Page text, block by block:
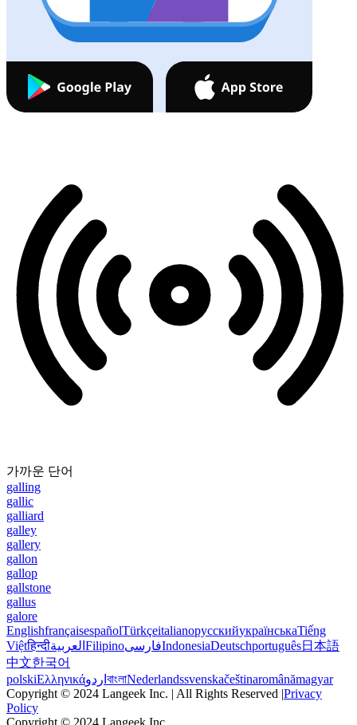
가까운 단어
galling
gallic
galliard
galley
gallery
gallon
gallop
gallstone
gallus
galore
EnglishfrançaisespañolTürkçeitalianoрусскийукраїнськаTiếng
Việtहिन्दीالعربية FilipinoفارسیIndonesiaDeutschportuguês日本語
中文한국어
polskiΕλληνικάاردو বাংলাNederlandssvenskačeštinaromânămagyar
Copyright © 2024 Langeek Inc. | All Rights Reserved |Privacy
Policy
Copyright © 2024 Langeek Inc.